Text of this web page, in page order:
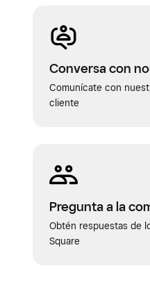
Conversa con
Comunícate con
cliente
Pregunta a la
Obtén respuestas de
Square